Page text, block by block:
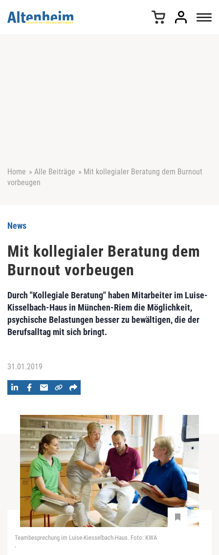
Home » Alle Beiträge » Mit kollegialer Beratung dem Burnout
vorbeugen
News
Mit kollegialer Beratung dem
Burnout vorbeugen
Durch "Kollegiale Beratung" haben Mitarbeiter im Luise-
Kisselbach-Haus in München-Riem die Möglichkeit,
psychische Belastungen besser zu bewältigen, die der
Berufsalltag mit sich bringt.
31.01.2019
Teambesprechung im Luise-Kiesselbach-Haus. Foto: KWA
-